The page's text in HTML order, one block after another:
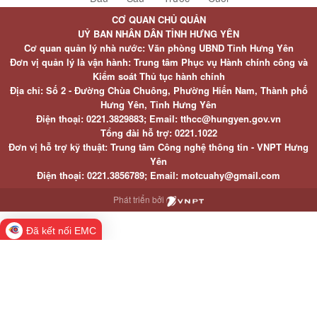
CƠ QUAN CHỦ QUẢN
UỶ BAN NHÂN DÂN TỈNH HƯNG YÊN
Cơ quan quản lý nhà nước: Văn phòng UBND Tỉnh Hưng Yên
Đơn vị quản lý là vận hành: Trung tâm Phục vụ Hành chính công và
Kiểm soát Thủ tục hành chính
Địa chỉ: Số 2 - Đường Chùa Chuông, Phường Hiến Nam, Thành phố
Hưng Yên, Tỉnh Hưng Yên
Điện thoại: 0221.3829883; Email: tthcc@hungyen.gov.vn
Tổng đài hỗ trợ: 0221.1022
Đơn vị hỗ trợ kỹ thuật: Trung tâm Công nghệ thông tin - VNPT Hưng
Yên
Điện thoại: 0221.3856789; Email: motcuahy@gmail.com
Phát triển bởi
Đã kết nối EMC